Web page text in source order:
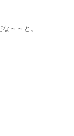
～～と。